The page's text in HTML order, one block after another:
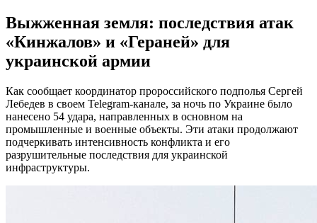
Выжженная земля: последствия атак
«Кинжалов» и «Гераней» для
украинской армии
Как сообщает координатор пророссийского подполья Сергей
Лебедев в своем Telegram-канале, за ночь по Украине было
нанесено 54 удара, направленных в основном на
промышленные и военные объекты. Эти атаки продолжают
подчеркивать интенсивность конфликта и его
разрушительные последствия для украинской
инфраструктуры.